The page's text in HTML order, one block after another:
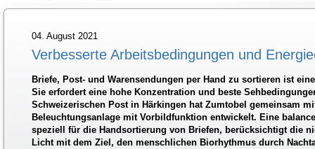
04. August 2021
Verbesserte Arbeitsbedingungen und
Briefe, Post- und Warensendungen per Hand zu sortieren ist
Sie erfordert eine hohe Konzentration und beste
Schweizerischen Post in Härkingen hat Zumtobel gemeinsam
Beleuchtungsanlage mit Vorbildfunktion entwickelt. Eine
speziell für die Handsortierung von Briefen, berücksichtigt die
Licht mit dem Ziel, den menschlichen Biorhythmus durch